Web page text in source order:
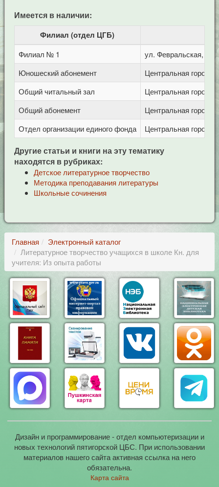
Имеется в наличии:
Филиал (отдел ЦГБ)
Филиал № 1
ул. Февральская, 283
Юношеский абонемент
Центральная
Общий читальный зал
Центральная
Общий абонемент
Центральная
Отдел организации единого фонда
Центральная
Другие статьи и книги на эту тематику
находятся в рубриках:
Детское литературное творчество
Методика преподавания литературы
Школьные сочинения
Главная
Электронный каталог
Литературное творчество учащихся в школе Кн. для
учителя: Из опыта работы
Дизайн и программирование - отдел компьютеризации и
новых технологий пятигорской ЦБС. При использовании
материалов нашего сайта активная ссылка на него
обязательна.
Карта сайта